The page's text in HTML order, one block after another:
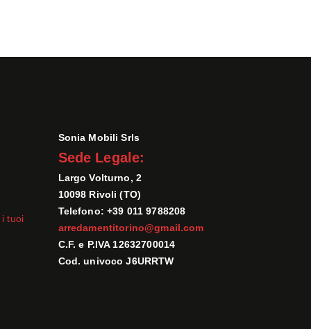
i tuoi
Sonia Mobili Srls
Sede Legale:
Largo Volturno, 2
10098 Rivoli (TO)
Telefono: +39 011 9788208
arredamentitorino@gmail.com
C.F. e P.IVA 12632700014
Cod. univoco J6URRTW